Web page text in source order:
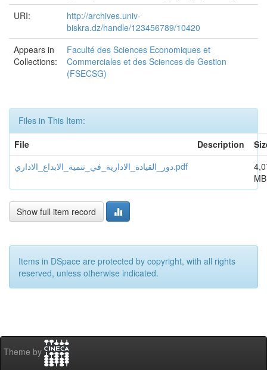
URI:
http://archives.univ-
biskra.dz/handle/123456789/10420
Appears in
Collections:
Faculté des Sciences Economiques et
Commerciales et des Sciences de Gestion
(FSECSG)
Files in This Item:
File
Description
دور_القيادة_الادارية_في_تنمية_الابداع_الاداري.pdf
MB
Show full item record
Items in DSpace are protected by copyright, with all rights
reserved, unless otherwise indicated.
Theme by